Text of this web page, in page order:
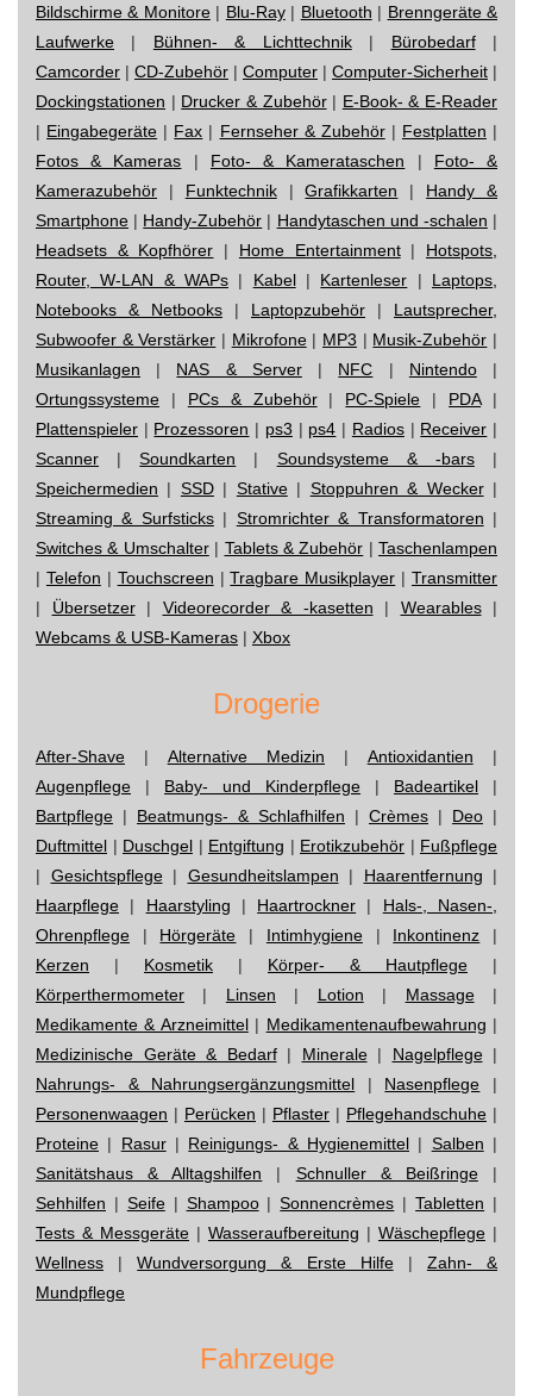
Bildschirme & Monitore| Blu-Ray| Bluetooth | Brenngeräte &
Laufwerke | Bühnen- & Lichttechnik| Bürobedarf|
Camcorder | CD-Zubehör | Computer | Computer-Sicherheit |
Dockingstationen | Drucker & Zubehör| E-Book- & E-Reader
| Eingabegeräte | Fax | Fernseher & Zubehör| Festplatten |
Fotos & Kameras | Foto- & Kamerataschen | Foto- &
Kamerazubehör | Funktechnik|Grafikkarten | Handy &
Smartphone | Handy-Zubehör | Handytaschen und -schalen |
Headsets & Kopfhörer | Home Entertainment| Hotspots,
Router, W-LAN & WAPs | Kabel| Kartenleser | Laptops,
Notebooks & Netbooks | Laptopzubehör | Lautsprecher,
Subwoofer & Verstärker | Mikrofone| MP3 | Musik-Zubehör |
Musikanlagen | NAS & Server| NFC | Nintendo|
Ortungssysteme | PCs & Zubehör| PC-Spiele | PDA|
Plattenspieler | Prozessoren | ps3 | ps4 | Radios| Receiver |
Scanner |Soundkarten | Soundsysteme & -bars|
Speichermedien | SSD| Stative| Stoppuhren & Wecker|
Streaming & Surfsticks| Stromrichter & Transformatoren |
Switches & Umschalter| Tablets & Zubehör | Taschenlampen
| Telefon | Touchscreen |Tragbare Musikplayer | Transmitter
| Übersetzer| Videorecorder & -kasetten | Wearables|
Webcams & USB-Kameras | Xbox
Drogerie
After-Shave | Alternative Medizin | Antioxidantien |
Augenpflege | Baby- und Kinderpflege | Badeartikel |
Bartpflege | Beatmungs- & Schlafhilfen | Crèmes | Deo |
Duftmittel | Duschgel | Entgiftung | Erotikzubehör | Fußpflege
| Gesichtspflege| Gesundheitslampen | Haarentfernung |
Haarpflege | Haarstyling | Haartrockner | Hals-, Nasen-,
Ohrenpflege | Hörgeräte | Intimhygiene| Inkontinenz |
Kerzen | Kosmetik | Körper- & Hautpflege |
Körperthermometer | Linsen | Lotion | Massage|
Medikamente & Arzneimittel| Medikamentenaufbewahrung |
Medizinische Geräte & Bedarf| Minerale| Nagelpflege|
Nahrungs- & Nahrungsergänzungsmittel | Nasenpflege |
Personenwaagen | Perücken | Pflaster | Pflegehandschuhe |
Proteine | Rasur| Reinigungs- & Hygienemittel | Salben |
Sanitätshaus & Alltagshilfen | Schnuller & Beißringe|
Sehhilfen | Seife| Shampoo|Sonnencrèmes |Tabletten |
Tests & Messgeräte | Wasseraufbereitung | Wäschepflege |
Wellness |Wundversorgung & Erste Hilfe| Zahn- &
Mundpflege
Fahrzeuge